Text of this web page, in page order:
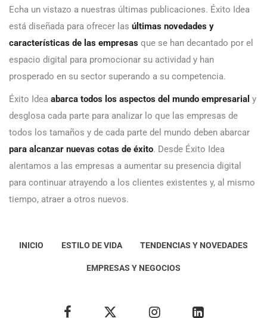
Echa un vistazo a nuestras últimas publicaciones. Éxito Idea
está diseñada para ofrecer las últimas novedades y
características de las empresas que se han decantado por el
espacio digital para promocionar su actividad y han
prosperado en su sector superando a su competencia.
Éxito Idea abarca todos los aspectos del mundo empresarial y
desglosa cada parte para analizar lo que las empresas de
todos los tamaños y de cada parte del mundo deben abarcar
para alcanzar nuevas cotas de éxito. Desde Éxito Idea
alentamos a las empresas a aumentar su presencia digital
para continuar atrayendo a los clientes existentes y, al mismo
tiempo, atraer a otros nuevos.
INICIO ESTILO DE VIDA TENDENCIAS Y NOVEDADES
EMPRESAS Y NEGOCIOS